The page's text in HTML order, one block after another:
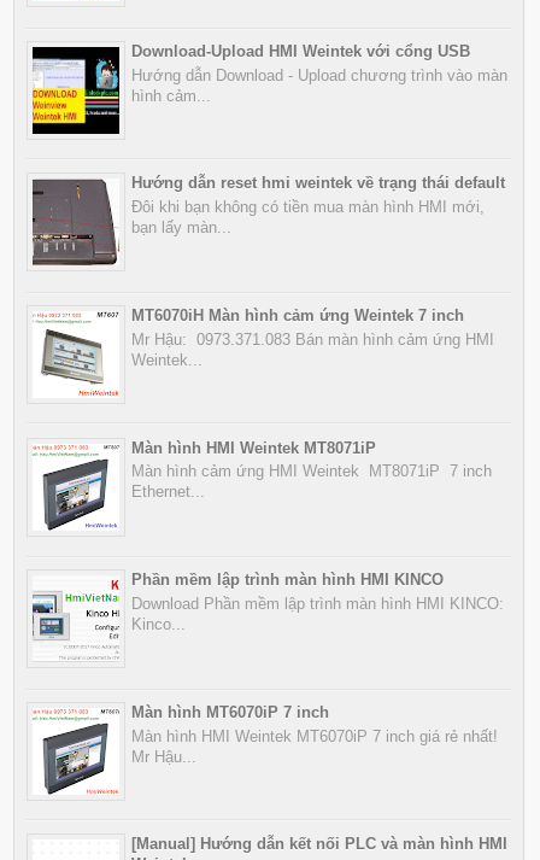
Download-Upload HMI Weintek với cổng USB
Hướng dẫn Download - Upload chương trình vào màn
hình cảm...
Hướng dẫn reset hmi weintek về trạng thái default
Đôi khi bạn không có tiền mua màn hình HMI mới,
bạn lấy màn...
MT6070iH Màn hình cảm ứng Weintek 7 inch
Mr Hậu: 0973.371.083 Bán màn hình cảm ứng HMI
Weintek...
Màn hình HMI Weintek MT8071iP
Màn hình cảm ứng HMI Weintek MT8071iP 7 inch
Ethernet...
Phần mềm lập trình màn hình HMI KINCO
Download Phần mềm lập trình màn hình HMI KINCO:
Kinco...
Màn hình MT6070iP 7 inch
Màn hình HMI Weintek MT6070iP 7 inch giá rẻ nhất!
Mr Hậu...
[Manual] Hướng dẫn kết nối PLC và màn hình HMI